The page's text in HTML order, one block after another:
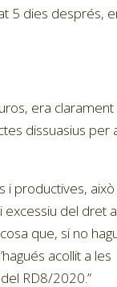
5 dies després,
era clarament
dissuasius per
i productives, això
del dret a
que, si no
acollit a les
RD8/2020.”